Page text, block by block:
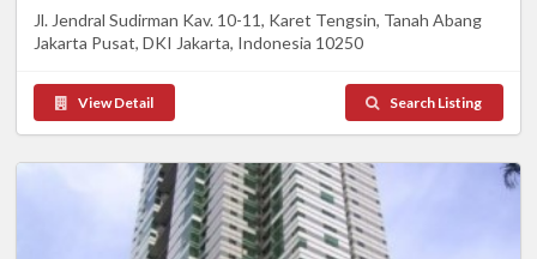
Jl. Jendral Sudirman Kav. 10-11, Karet Tengsin, Tanah Abang
Jakarta Pusat, DKI Jakarta, Indonesia 10250
View Detail Search Listing